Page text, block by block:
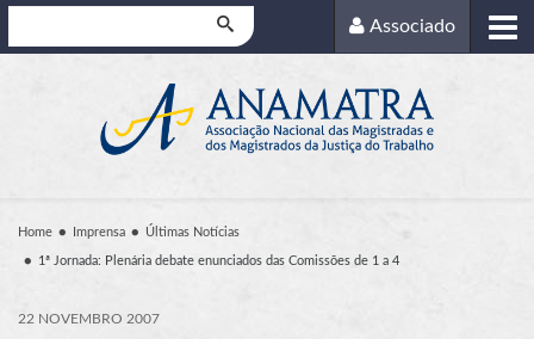
Associado
Home Imprensa Últimas Notícias
1ª Jornada: Plenária debate enunciados das Comissões de 1 a 4
22 NOVEMBRO 2007